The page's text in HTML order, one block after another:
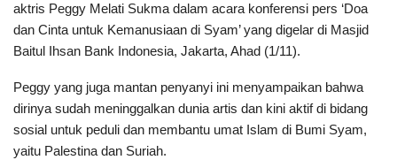
aktris Peggy Melati Sukma dalam acara konferensi pers ‘Doa
dan Cinta untuk Kemanusiaan di Syam’ yang digelar di Masjid
Baitul Ihsan Bank Indonesia, Jakarta, Ahad (1/11).
Peggy yang juga mantan penyanyi ini menyampaikan bahwa
dirinya sudah meninggalkan dunia artis dan kini aktif di bidang
sosial untuk peduli dan membantu umat Islam di Bumi Syam,
yaitu Palestina dan Suriah.